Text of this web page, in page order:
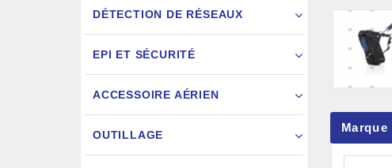
DÉTECTION DE RÉSEAUX
EPI ET SÉCURITÉ
ACCESSOIRE AÉRIEN
OUTILLAGE
Marque